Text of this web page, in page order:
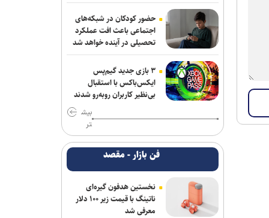
حضور کودکان در شبکه‌های
اجتماعی باعث افت عملکرد
تحصیلی در آینده خواهد شد
۳ بازی جدید گیم‌پس
ایکس‌باکس با استقبال
بی‌نظیر کاربران روبه‌رو شدند
بیش
تر
فن بازار - مقصد
نخستین هدفون گیره‌ای
ناتینگ با قیمت زیر ۱۰۰ دلار
معرفی شد